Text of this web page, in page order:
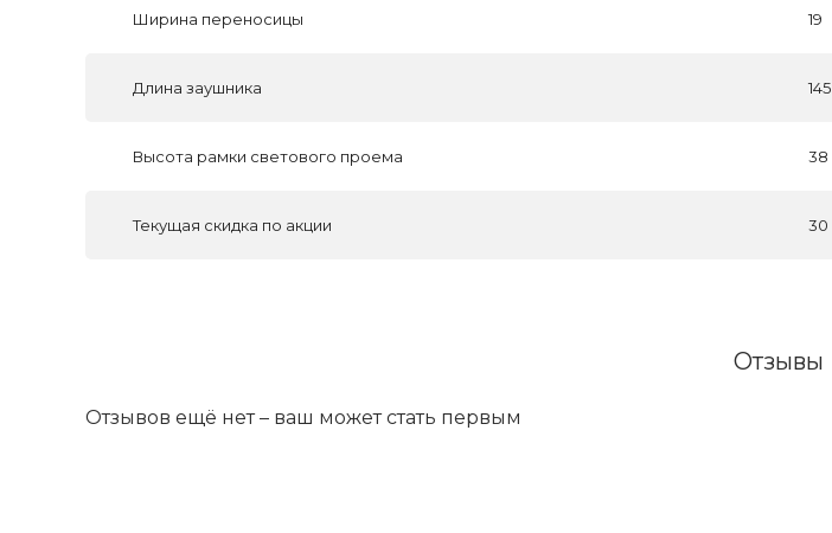
Ширина переносицы 19
Длина заушника 145
Высота рамки светового проема 38
Текущая скидка по акции 30
Отзывы
Отзывов ещё нет – ваш может стать первым